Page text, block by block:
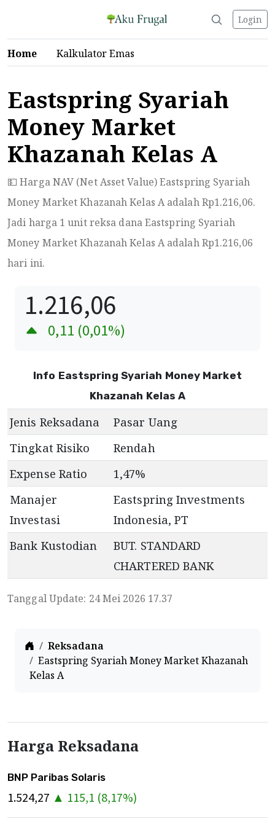
Login
Home Kalkulator Emas
Eastspring Syariah
Money Market
Khazanah Kelas A
💵 Harga NAV (Net Asset Value) Eastspring Syariah
Money Market Khazanah Kelas A adalah Rp1.216,06.
Jadi harga 1 unit reksa dana Eastspring Syariah
Money Market Khazanah Kelas A adalah Rp1.216,06
hari ini.
1.216,06
0,11 (0,01%)
Info Eastspring Syariah Money Market
Khazanah Kelas A
Jenis Reksadana
Pasar Uang
Tingkat Risiko
Rendah
Expense Ratio
1,47%
Manajer
Investasi
Eastspring Investments
Indonesia, PT
Bank Kustodian
BUT. STANDARD
CHARTERED BANK
Tanggal Update: 24 Mei 2026 17.37
Home
Reksadana
Eastspring Syariah Money Market Khazanah
Kelas A
Harga Reksadana
BNP Paribas Solaris
1.524,27 ▲ 115,1 (8,17%)